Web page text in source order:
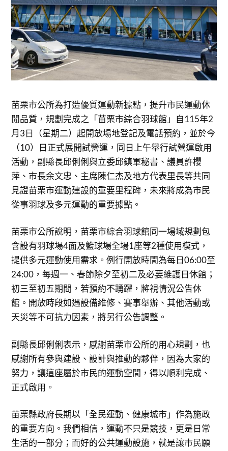
苗栗市公所為打造優質運動新據點，提升市民運動休
閒品質，規劃完成之「苗栗市綜合羽球館」自115年2
月3日（星期二）起開放場地登記及電話預約，並於今
（10）日正式展開試營運，同日上午舉行試營運啟用
活動，副縣長邱俐俐與立委邱鎮軍秘書、議員許櫻
萍、市長余文忠、主席陳仁杰及地方代表里長等共同
見證苗栗市運動建設的重要里程碑，未來將成為市民
從事羽球及多元運動的重要據點。
苗栗市公所說明，苗栗市綜合羽球館同一場域規劃包
含設有羽球場4面及籃球場全場1座等2種使用模式，
提供多元運動使用需求。例行開放時間為每日06:00至
24:00，每週一、春節除夕至初二及必要維護日休館；
初三至初五期間，若預約不踴躍，將視情況公告休
館。開放時段如遇設備維修、賽事舉辦、其他活動或
天災等不可抗力因素，將另行公告調整。
副縣長邱俐俐表示，感謝苗栗市公所的用心規劃，也
感謝所有參與建設、設計與推動的夥伴，因為大家的
努力，讓這座屬於市民的運動空間，得以順利完成、
正式啟用。
苗栗縣政府長期以「全民運動、健康城市」作為施政
的重要方向。我們相信，運動不只是競技，更是日常
生活的一部分；而好的公共運動設施，就是讓市民願